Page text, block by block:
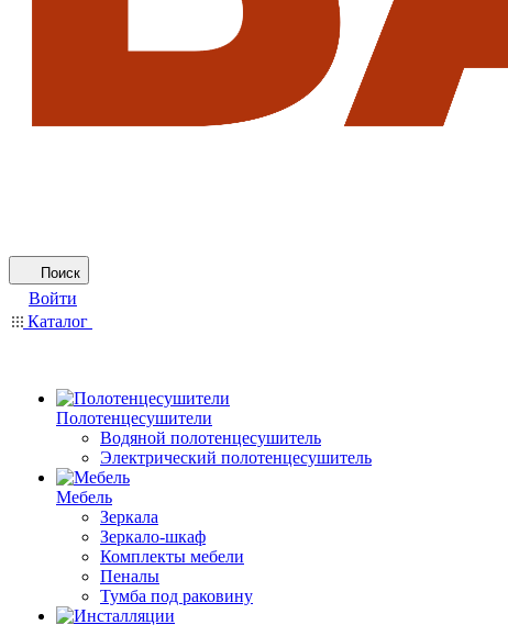
Поиск
Войти
Каталог
Полотенцесушители
Водяной полотенцесушитель
Электрический полотенцесушитель
Мебель
Зеркала
Зеркало-шкаф
Комплекты мебели
Пеналы
Тумба под раковину